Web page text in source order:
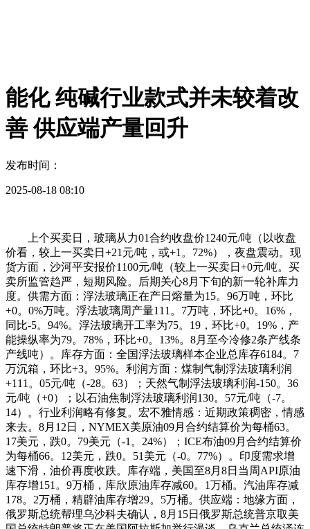
能化 纯碱行业款式并未较着改
善 供应端产量回升
发布时间：
2025-08-18 08:10
上个买卖日，玻璃从力01合约收盘价1240元/吨（以收盘
价看，较上一买卖日+21元/吨，或+1。72%），夜盘震动。现
货方面，沙河平安报价1100元/吨（较上一买卖日+0元/吨。买
卖所监管趋严，短期风险。后期关心8月下旬的新一轮补库力
度。供需方面：浮法玻璃正在产日熔量为15。96万吨，环比
+0。0%万吨。浮法玻璃周产量111。7万吨，环比+0。16%，
同比-5。94%。浮法玻璃开工率为75。19，环比+0。19%，产
能操纵率为79。78%，环比+0。13%。8月至今冷修2条产线条
产线吨）。库存方面：全国浮法玻璃样本企业总库存6184。7
万沉箱，环比+3。95%。利润方面：煤制气制浮法玻璃利润
+111。05元/吨（-28。63）；天然气制浮法玻璃利润-150。36
元/吨（+0）；以石油焦制浮法玻璃利润130。57元/吨（-7。
14）。行业利润略有修复。宏不雅情感：近期政策稠密，情感
来去。8月12日，NYMEX美原油09月合约结算价为每桶63。
17美元，跌0。79美元（-1。24%）；ICE布油09月合约结算价
为每桶66。12美元，跌0。51美元（-0。77%）。印度需求增
速下滑，油价再度收跌。库存端，美国至8月8日当周API原油
库存增151。9万桶，库欣原油库存减60。1万桶。汽油库存减
178。2万桶，精辟油库存增29。5万桶。供应端：地缘方面，
俄罗斯总统帮理乌沙科夫确认，8月15日俄罗斯总统普京取美